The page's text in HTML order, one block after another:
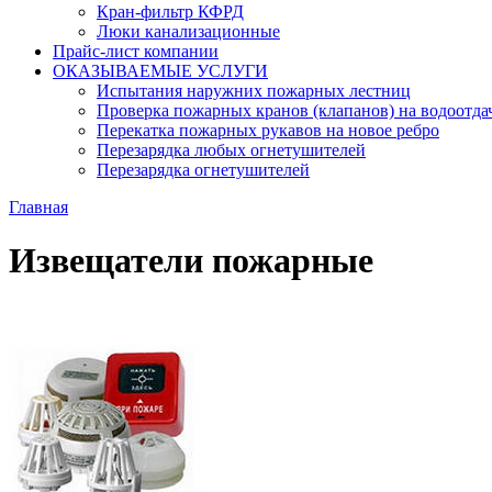
Кран-фильтр КФРД
Люки канализационные
Прайс-лист компании
ОКАЗЫВАЕМЫЕ УСЛУГИ
Испытания наружних пожарных лестниц
Проверка пожарных кранов (клапанов) на
Перекатка пожарных рукавов на новое ребро
Перезарядка любых огнетушителей
Перезарядка огнетушителей
Главная
Извещатели пожарные